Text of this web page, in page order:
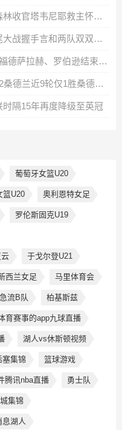
首次参加欧联！伯恩茅斯1-1森林收官塔韦尼耶救主怀特远射破门
英超收官丨伯恩利1-1狼队榜尾大战握手言和两队双双降入英冠
第5进欧冠！利物浦1-1布伦特福德萨拉赫、罗伯逊结束9年红军生涯
第10无缘欧战！十人切尔西1-2桑德兰近9轮仅1胜桑德兰第7进欧战
隔15年再度降级至英冠
葡萄牙女篮U20
篮U20 奥利恩特女足
罗伦斯固克U19
云 于戈尔登U21
西兰女足 马里体育会
流B队 柏基斯兹
育赛事的app九球直播
湖人vs休斯顿视频
塞集锦 篮球游戏
腾讯nba直播 勇士队
集锦
息湖人